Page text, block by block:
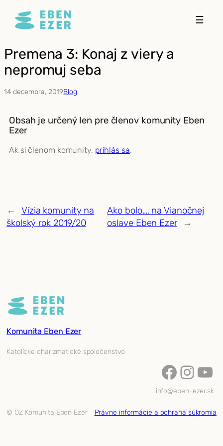
Prejsť
☰
Premena 3: Konaj z viery a
nepromuj seba
14 decembra, 2019Blog
Obsah je určený len pre členov komunity Eben
Ezer
Ak si členom komunity, prihlás sa.
←
Vízia komunity na
školský rok 2019/20
Ako bolo…. na Vianočnej
oslave Eben Ezer
→
Komunita Eben Ezer
Katolícke charizmatické spoločenstvo
Facebook InstagramYouTube
info@eben-ezer.sk
© OZ Komunita Eben Ezer Právne informácie a ochrana súkromia